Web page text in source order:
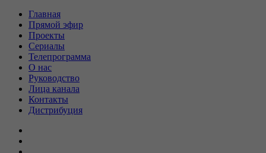
Главная
Прямой эфир
Проекты
Сериалы
Телепрограмма
О нас
Руководство
Лица канала
Контакты
Дистрибуция